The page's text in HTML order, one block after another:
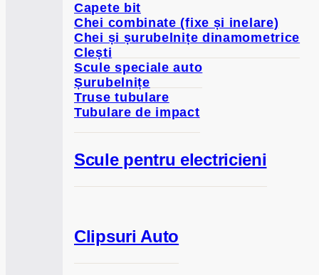
Capete bit
Chei combinate (fixe și inelare)
Chei și șurubelnițe dinamometrice
Clești
Scule speciale auto
Șurubelnițe
Truse tubulare
Tubulare de impact
Scule pentru electricieni
Clipsuri Auto